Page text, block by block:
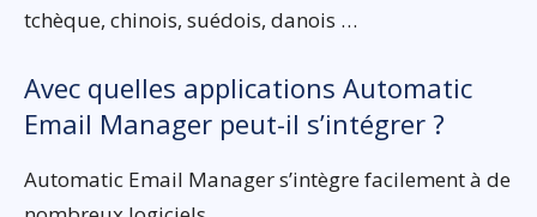
tchèque, chinois, suédois, danois …
Avec quelles applications Automatic
Email Manager peut-il s’intégrer ?
Automatic Email Manager s’intègre facilement à de